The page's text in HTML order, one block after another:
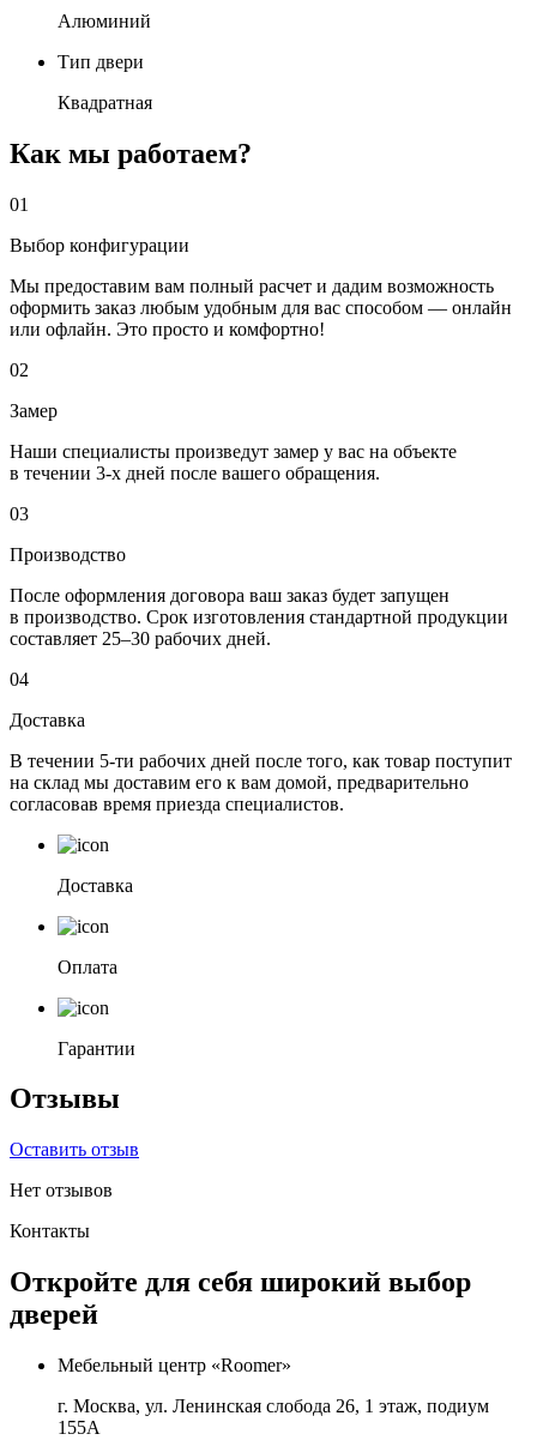
Алюминий
Тип двери
Квадратная
Как мы работаем?
01
Выбор конфигурации
Мы предоставим вам полный расчет и дадим возможность
оформить заказ любым удобным для вас способом — онлайн
или офлайн. Это просто и комфортно!
02
Замер
Наши специалисты произведут замер у вас на объекте
в течении 3-х дней после вашего обращения.
03
Производство
После оформления договора ваш заказ будет запущен
в производство. Срок изготовления стандартной продукции
составляет 25–30 рабочих дней.
04
Доставка
В течении 5-ти рабочих дней после того, как товар поступит
на склад мы доставим его к вам домой, предварительно
согласовав время приезда специалистов.
Доставка
Оплата
Гарантии
Отзывы
Оставить отзыв
Нет отзывов
Контакты
Откройте для себя широкий выбор
дверей
Мебельный центр «Roomer»
г. Москва, ул. Ленинская слобода 26, 1 этаж, подиум
155А